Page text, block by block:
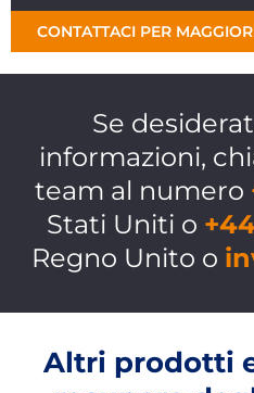
CONTATTACI PER
Se
informazioni,
team al numero
Stati Uniti o
Regno Unito o
Altri prodotti